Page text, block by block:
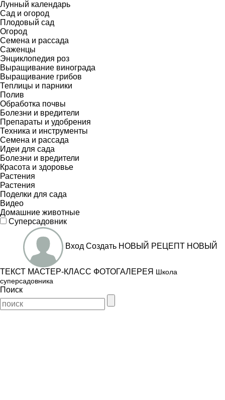
Лунный календарь
Сад и огород
Плодовый сад
Огород
Семена и рассада
Саженцы
Энциклопедия роз
Выращивание винограда
Выращивание грибов
Теплицы и парники
Полив
Обработка почвы
Болезни и вредители
Препараты и удобрения
Техника и инструменты
Семена и рассада
Идеи для сада
Болезни и вредители
Красота и здоровье
Растения
Растения
Поделки для сада
Видео
Домашние животные
Суперсадовник
Вход Создать НОВЫЙ РЕЦЕПТ НОВЫЙ
ТЕКСТ МАСТЕР-КЛАСС ФОТОГАЛЕРЕЯ Школа
суперсадовника
Поиск